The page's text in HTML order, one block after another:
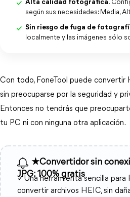
Alta calidad fotográfica.
según sus necesidades: Media,
Sin riesgo de fuga de
localmente y las imágenes sólo
Con todo, FoneTool puede convertir
sin preocuparse por la seguridad y
Entonces no tendrás que
tu PC ni con ninguna otra aplicación.
★Convertidor sin
JPG: 100% gratis
✓Una herramienta sencilla para
convertir archivos HEIC, sin